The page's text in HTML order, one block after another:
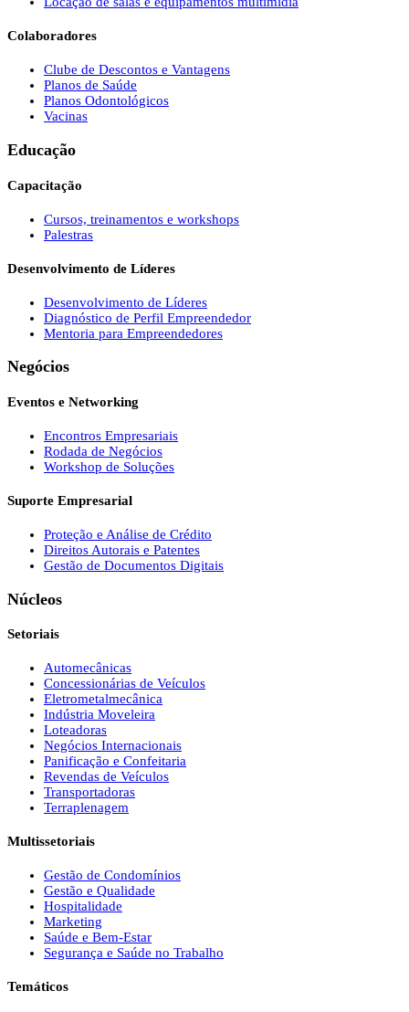
Colaboradores
Clube de Descontos e Vantagens
Planos de Saúde
Planos Odontológicos
Vacinas
Educação
Capacitação
Cursos, treinamentos e workshops
Palestras
Desenvolvimento de Líderes
Desenvolvimento de Líderes
Diagnóstico de Perfil Empreendedor
Mentoria para Empreendedores
Negócios
Eventos e Networking
Encontros Empresariais
Rodada de Negócios
Workshop de Soluções
Suporte Empresarial
Proteção e Análise de Crédito
Direitos Autorais e Patentes
Gestão de Documentos Digitais
Núcleos
Setoriais
Automecânicas
Concessionárias de Veículos
Eletrometalmecânica
Indústria Moveleira
Loteadoras
Negócios Internacionais
Panificação e Confeitaria
Revendas de Veículos
Transportadoras
Terraplenagem
Multissetoriais
Gestão de Condomínios
Gestão e Qualidade
Hospitalidade
Marketing
Saúde e Bem-Estar
Segurança e Saúde no Trabalho
Temáticos